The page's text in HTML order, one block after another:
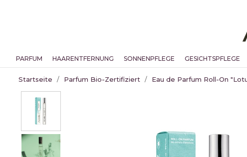
PARFUM HAARENTFERNUNG SONNENPFLEGE GESICHTSPFLEGE
Startseite Parfum Bio-Zertifiziert Eau de Parfum Roll-On